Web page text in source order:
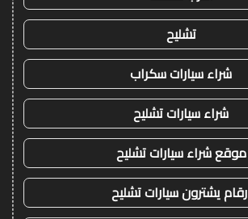
تشليح
شراء سيارات سكراب
شراء سيارات تشليح
موقع شراء سيارات تشليح
يشترون سيارات تشليح